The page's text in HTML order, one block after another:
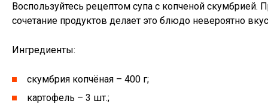
Воспользуйтесь рецептом супа с копченой скумбрией.
сочетание продуктов делает это блюдо невероятно
Ингредиенты:
скумбрия копчёная – 400 г;
картофель – 3 шт.;